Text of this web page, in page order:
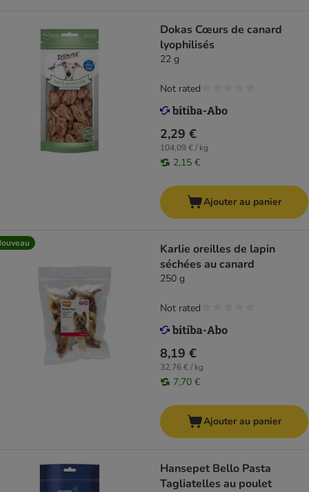
Dokas Cœurs de canard
lyophilisés
22 g
2,29 €
104,09 € / kg
2,15 €
Not rated
Ajouter au panier
Karlie oreilles de lapin
séchées au canard
250 g
8,19 €
32,76 € / kg
7,70 €
Not rated
Ajouter au panier
Hansepet Bello Pasta
Tagliatelles au poulet